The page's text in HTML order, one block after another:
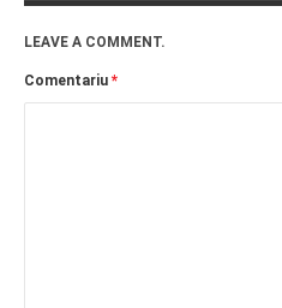
LEAVE A COMMENT.
Comentariu *